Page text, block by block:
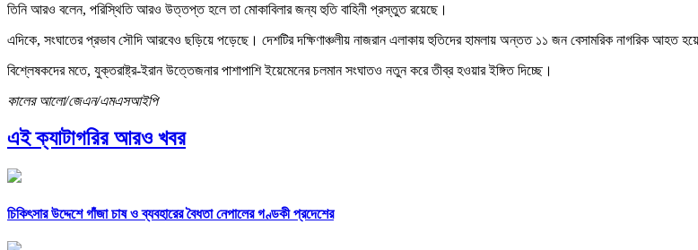
তিনি আরও বলেন, পরিস্থিতি আরও উত্তপ্ত হলে তা মোকাবিলার জন্য হুতি বাহিনী প্রস্তুত রয়েছে।
এদিকে, সংঘাতের প্রভাব সৌদি আরবেও ছড়িয়ে পড়েছে। দেশটির দক্ষিণাঞ্চলীয় নাজরান এলাকায় হুতিদের হামলায় অন্তত ১১ জন বেসামরিক নাগরিক আহত
বিশ্লেষকদের মতে, যুক্তরাষ্ট্র-ইরান উত্তেজনার পাশাপাশি ইয়েমেনের চলমান সংঘাতও নতুন করে তীব্র হওয়ার ইঙ্গিত দিচ্ছে।
কালের আলো/জেএন/এমএসআইপি
এই ক্যাটাগরির আরও খবর
চিকিৎসার উদ্দেশে গাঁজা চাষ ও ব্যবহারের বৈধতা নেপালের গণ্ডকী প্রদেশের